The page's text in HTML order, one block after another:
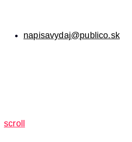
napisavydaj@publico.sk
scroll